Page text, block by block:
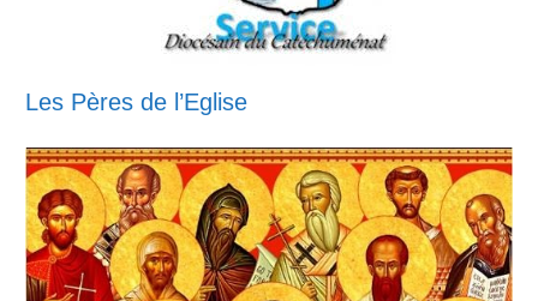
Les Pères de l’Eglise